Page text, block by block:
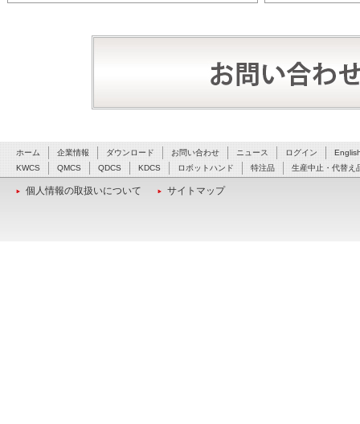
ホーム 企業情報 ダウンロード お問い合わせ ニュース ログイン
KWCS
QMCS QDCS KDCS ロボットハンド 特注品 生産中止・代替え
個人情報の取扱いについて サイトマップ